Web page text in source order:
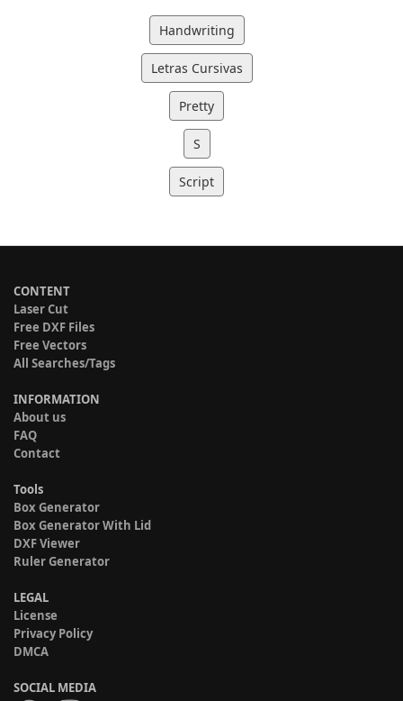
Handwriting
Letras Cursivas
Pretty
S
Script
CONTENT
Laser Cut
Free DXF Files
Free Vectors
All Searches/Tags
INFORMATION
About us
FAQ
Contact
Tools
Box Generator
Box Generator With Lid
DXF Viewer
Ruler Generator
LEGAL
License
Privacy Policy
DMCA
SOCIAL MEDIA